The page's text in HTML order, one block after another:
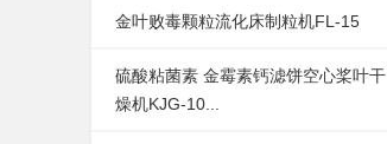
金叶败毒颗粒流化床制粒机FL-15
硫酸粘菌素 金霉素钙滤饼空心桨叶干
燥机KJG-10...